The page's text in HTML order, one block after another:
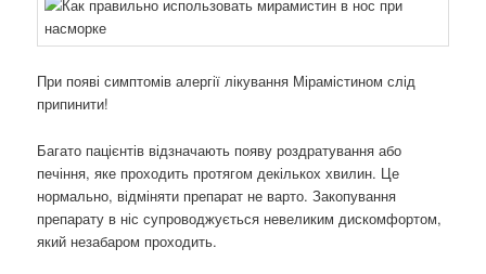
При появі симптомів алергії лікування Мірамістином слід
припинити!
Багато пацієнтів відзначають появу роздратування або
печіння, яке проходить протягом декількох хвилин. Це
нормально, відміняти препарат не варто. Закопування
препарату в ніс супроводжується невеликим дискомфортом,
який незабаром проходить.